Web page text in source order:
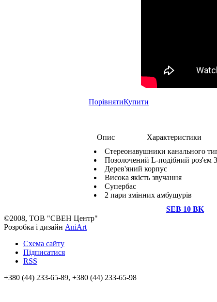
ПорівнятиКупити
Опис
Характеристики
Стереонавушники канального
Позолочений L-подібний роз'єм
Дерев'яний корпус
Висока якість звучання
Супербас
2 пари змінних амбушурів
SEB 10 BK
©2008, ТОВ "СВЕН Центр"
Розробка і дизайн AniArt
Схема сайту
Підписатися
RSS
+380 (44) 233-65-89, +380 (44) 233-65-98